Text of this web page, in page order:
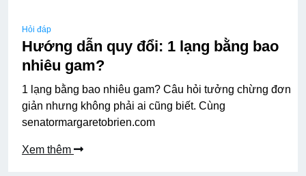
Hỏi đáp
Hướng dẫn quy đổi: 1 lạng bằng bao
nhiêu gam?
1 lạng bằng bao nhiêu gam? Câu hỏi tưởng chừng đơn
giản nhưng không phải ai cũng biết. Cùng
senatormargaretobrien.com
Xem thêm